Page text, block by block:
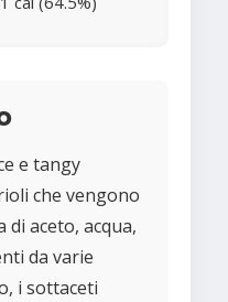
e tangy
che vengono
di aceto, acqua,
da varie
i sottaceti